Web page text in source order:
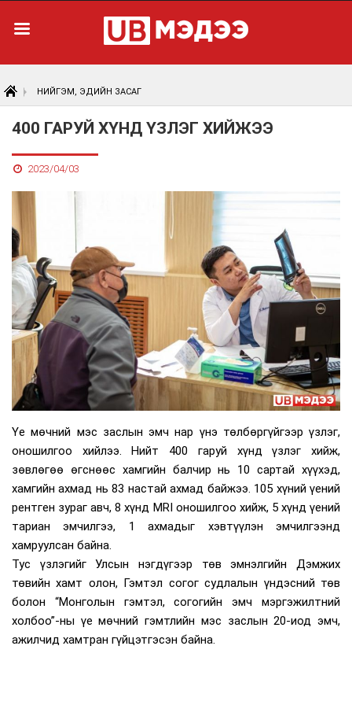
НИЙГЭМ, ЭДИЙН ЗАСАГ
400 ГАРУЙ ХҮНД ҮЗЛЭГ ХИЙЖЭЭ
2023/04/03
Үе мөчний мэс заслын эмч нар үнэ төлбөргүйгээр үзлэг,
оношилгоо хийлээ. Нийт 400 гаруй хүнд үзлэг хийж,
зөвлөгөө өгснөөс хамгийн балчир нь 10 сартай хүүхэд,
хамгийн ахмад нь 83 настай ахмад байжээ. 105 хүний үений
рентген зураг авч, 8 хүнд MRI оношилгоо хийж, 5 хүнд үений
тариан эмчилгээ, 1 ахмадыг хэвтүүлэн эмчилгээнд
хамруулсан байна.
Тус үзлэгийг Улсын нэгдүгээр төв эмнэлгийн Дэмжих
төвийн хамт олон, Гэмтэл согог судлалын үндэсний төв
болон “Монголын гэмтэл, согогийн эмч мэргэжилтний
холбоо”-ны үе мөчний гэмтлийн мэс заслын 20-иод эмч,
ажилчид хамтран гүйцэтгэсэн байна.